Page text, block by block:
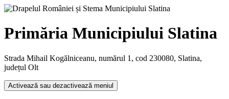
Primăria Municipiului Slatina
Strada Mihail Kogălniceanu, numărul 1, cod 230080, Slatina,
județul Olt
Activează sau dezactivează meniul